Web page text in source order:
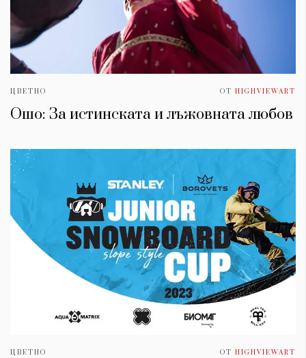
ЦВЕТНО ОТ HIGHVIEWART
Ошо: За истинската и лъжовната любов
ЦВЕТНО ОТ HIGHVIEWART